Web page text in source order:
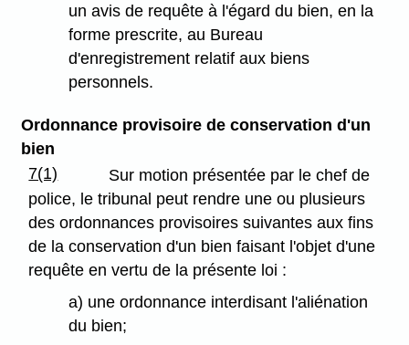
un avis de requête à l'égard du bien, en la
forme prescrite, au Bureau
d'enregistrement relatif aux biens
personnels.
Ordonnance provisoire de conservation d'un
bien
7(1)
Sur motion présentée par le chef de
police, le tribunal peut rendre une ou plusieurs
des ordonnances provisoires suivantes aux fins
de la conservation d'un bien faisant l'objet d'une
requête en vertu de la présente loi :
a) une ordonnance interdisant l'aliénation
du bien;